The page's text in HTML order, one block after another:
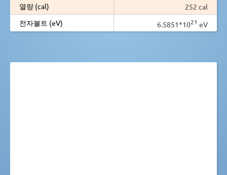
열량 (cal)
252 cal
전자볼트 (eV)
6.5851*1021 eV